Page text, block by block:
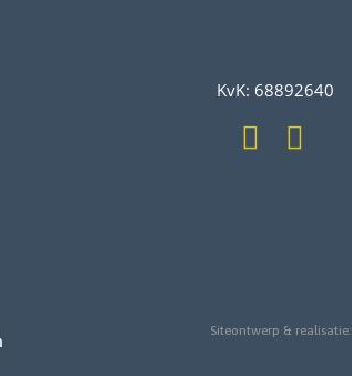
KvK: 68892640
Siteontwerp & realisatie: